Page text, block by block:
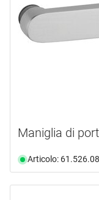
Maniglia di
Articolo: